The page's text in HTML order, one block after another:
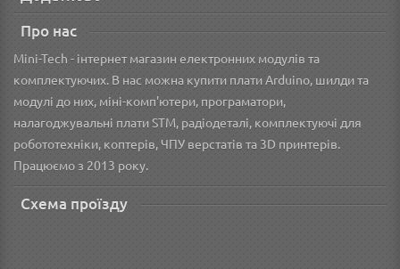
Про нас
Mini-Tech - інтернет магазин електронних модулів та
комплектуючих. В нас можна купити плати Arduino, шилди та
модулі до них, міні-комп'ютери, програматори,
налагоджувальні плати STM, радіодеталі, комплектуючі для
робототехніки, коптерів, ЧПУ верстатів та 3D принтерів.
Працюємо з 2013 року.
Схема проїзду